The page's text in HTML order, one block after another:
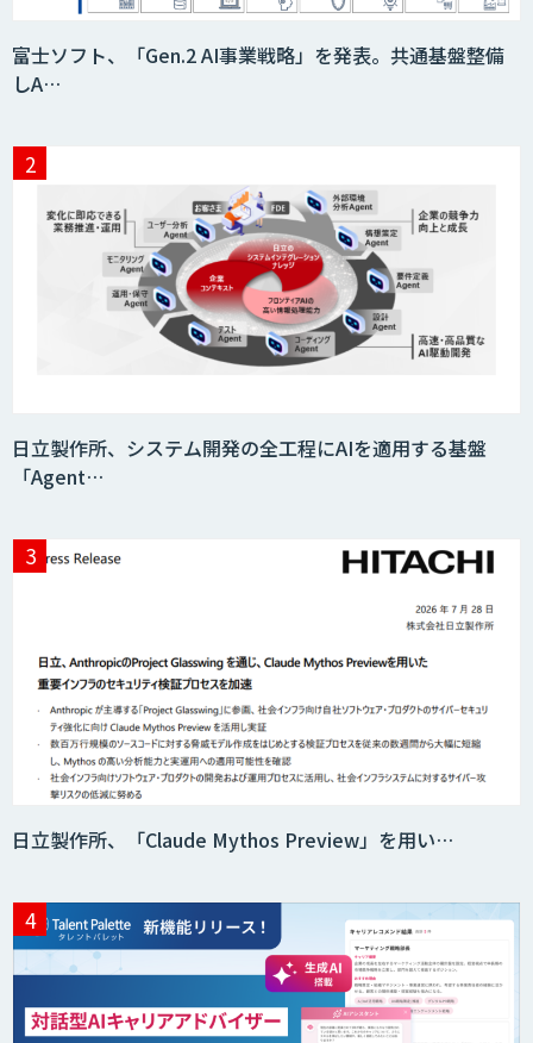
匠KIBIT零
FUNNELシリーズ
AI搭載・自動英文校正ツールTrinka
Sudachi有償サポートサービス
自然言語処理
OfficeBot
富士ソフト、「Gen.2 AI事業戦略」を発表。共通基盤整備
しA…
日立製作所、システム開発の全工程にAIを適用する基盤
「Agent…
日立製作所、「Claude Mythos Preview」を用い…